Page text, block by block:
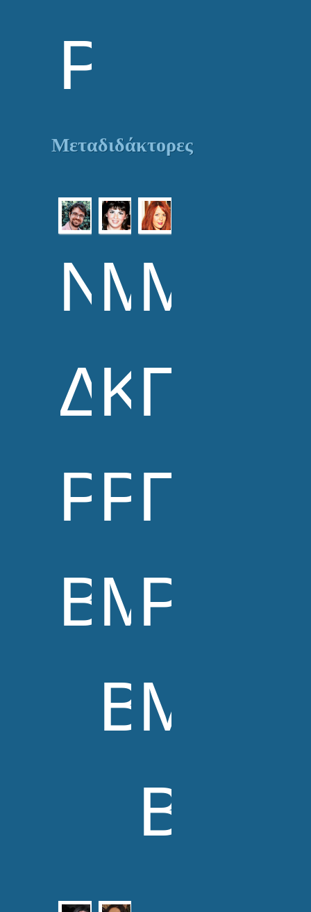
PhD
Μεταδιδάκτορες
Νικόλας
PhD
PhD
Μορ.
PhD
Μορ.